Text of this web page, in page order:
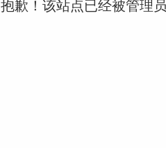
抱歉！该站点已经被管理